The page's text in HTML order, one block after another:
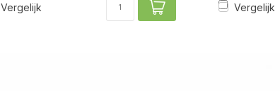
Vergelijk Vergelijk